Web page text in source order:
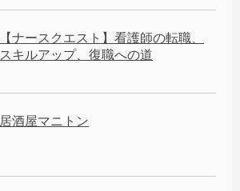
【ナースクエスト】看護師の転職、
スキルアップ、復職への道
居酒屋マニトン